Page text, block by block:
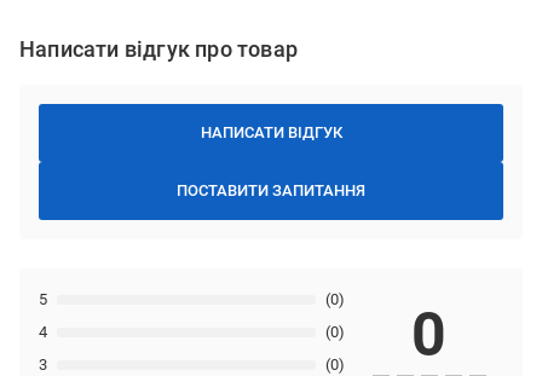
Написати відгук про товар
НАПИСАТИ ВІДГУК
ПОСТАВИТИ ЗАПИТАННЯ
3 (0)
4 (0)
5 (0)
0